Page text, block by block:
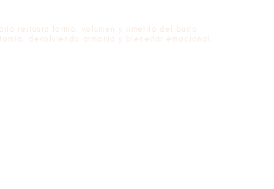
restaura forma, volumen y simetría del busto
devolviendo armonía y bienestar emocional.